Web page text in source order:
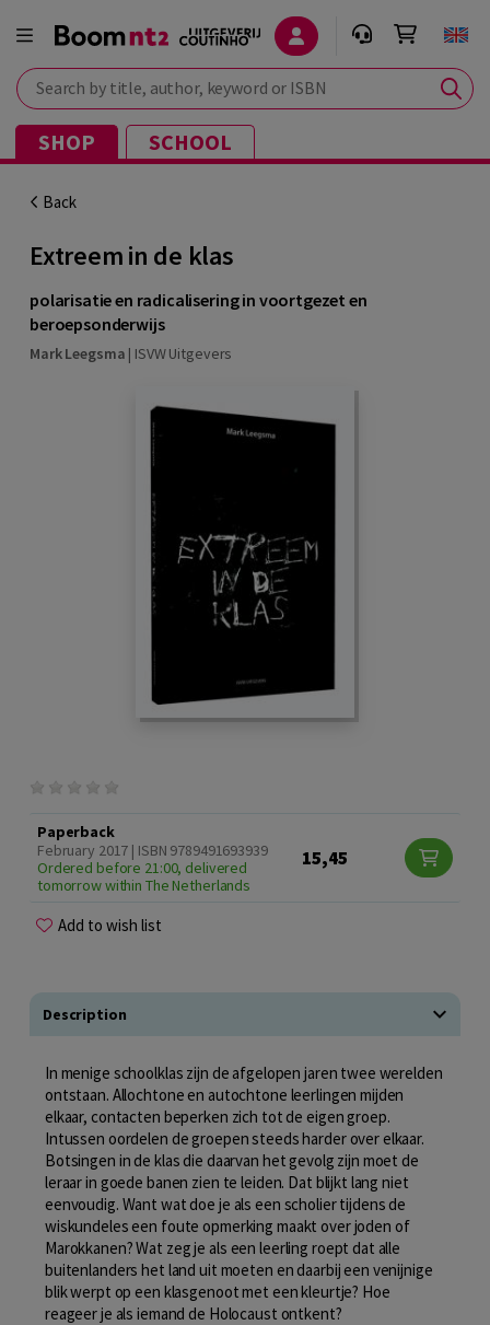
Search by title, author, keyword or ISBN
SHOP SCHOOL
Back
Extreem in de klas
polarisatie en radicalisering in voortgezet en
beroepsonderwijs
Mark Leegsma | ISVW Uitgevers
Paperback
February 2017 | ISBN 9789491693939
Ordered before 21:00, delivered
tomorrow within The Netherlands
15,45
Add to wish list
Description
In menige schoolklas zijn de afgelopen jaren twee werelden
ontstaan. Allochtone en autochtone leerlingen mijden
elkaar, contacten beperken zich tot de eigen groep.
Intussen oordelen de groepen steeds harder over elkaar.
Botsingen in de klas die daarvan het gevolg zijn moet de
leraar in goede banen zien te leiden. Dat blijkt lang niet
eenvoudig. Want wat doe je als een scholier tijdens de
wiskundeles een foute opmerking maakt over joden of
Marokkanen? Wat zeg je als een leerling roept dat alle
buitenlanders het land uit moeten en daarbij een venijnige
blik werpt op een klasgenoot met een kleurtje? Hoe
reageer je als iemand de Holocaust ontkent?